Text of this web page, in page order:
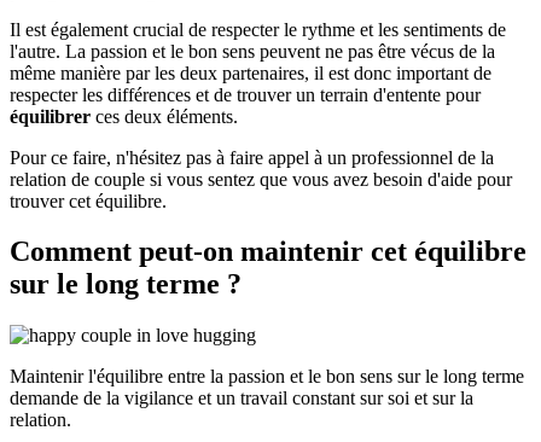
Il est également crucial de respecter le rythme et les sentiments de
l'autre. La passion et le bon sens peuvent ne pas être vécus de la
même manière par les deux partenaires, il est donc important de
respecter les différences et de trouver un terrain d'entente pour
équilibrer ces deux éléments.
Pour ce faire, n'hésitez pas à faire appel à un professionnel de la
relation de couple si vous sentez que vous avez besoin d'aide pour
trouver cet équilibre.
Comment peut-on maintenir cet équilibre
sur le long terme ?
Maintenir l'équilibre entre la passion et le bon sens sur le long terme
demande de la vigilance et un travail constant sur soi et sur la
relation.